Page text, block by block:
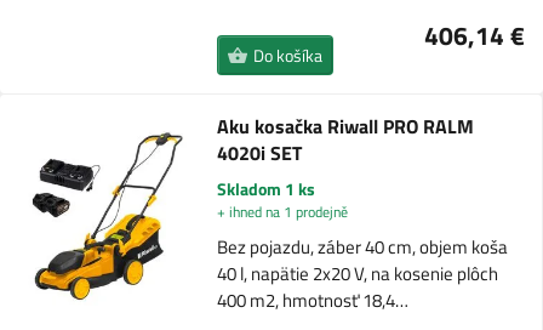
406,14 €
Do košíka
Aku kosačka Riwall PRO RALM
4020i SET
Skladom 1 ks
+ ihned na 1 prodejně
Bez pojazdu, záber 40 cm, objem koša
40 l, napätie 2x20 V, na kosenie plôch
400 m2, hmotnosť 18,4…